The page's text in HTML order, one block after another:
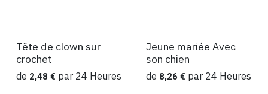
Tête de clown sur
crochet
de 2,48 € par 24 Heures
Jeune mariée Avec
son chien
de 8,26 € par 24 Heures